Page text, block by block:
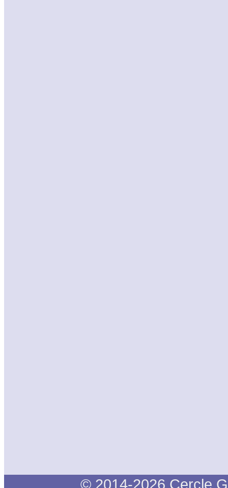
© 2014-2026 Cercle